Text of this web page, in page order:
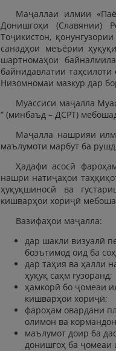
Маҷаллаи илмии
Донишгоҳи (Славянии)
Тоҷикистон,
санадҳои меъёрии
шартномаҳои
байнидавлатии
Низомномаи мазкур дар
Муассиси маҷалла
” (минбаъд – ДСРТ)
Маҷалла нашрияи
маълумоти марбут ба
Ҳадафи асосӣ
нашри натиҷаҳои
ҳуқуқшиносӣ ва
кишварҳои хориҷӣ
Вазифаҳои маҷалла:
дар шакли визуалӣ
боэътимод оид ба
дар таҳия ва ҳалли
ҳуқуқ саҳм гузоранд;
ҳамкорӣ бо ҷомеаи
кишварҳои хориҷӣ;
фароҳам овардани
олимон ва
маълумот доир ба
донишгоҳ ба ҷомеаи